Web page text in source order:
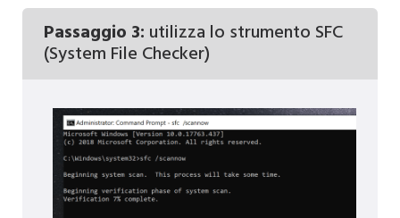
Passaggio 3: utilizza lo strumento SFC
(System File Checker)